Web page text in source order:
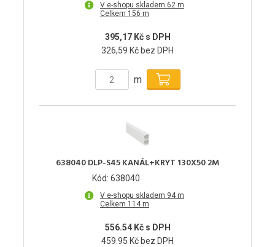
V e-shopu skladem 62 m
Celkem 156 m
395,17 Kč s DPH
326,59 Kč bez DPH
m
638040 DLP-S45 KANÁL+KRYT 130X50 2M
Kód: 638040
V e-shopu skladem 94 m
Celkem 114 m
556.54 Kč s DPH
459.95 Kč bez DPH